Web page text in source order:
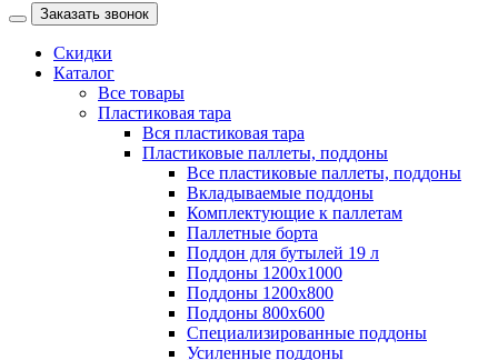
Заказать звонок
Скидки
Каталог
Все товары
Пластиковая тара
Вся пластиковая тара
Пластиковые паллеты, поддоны
Все пластиковые паллеты, поддоны
Вкладываемые поддоны
Комплектующие к паллетам
Паллетные борта
Поддон для бутылей 19 л
Поддоны 1200х1000
Поддоны 1200х800
Поддоны 800х600
Специализированные поддоны
Усиленные поддоны